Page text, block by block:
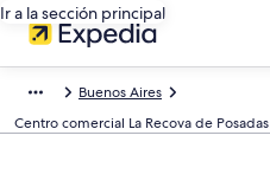
Ir a la sección principal
Buenos Aires
Centro comercial La Recova de Posadas